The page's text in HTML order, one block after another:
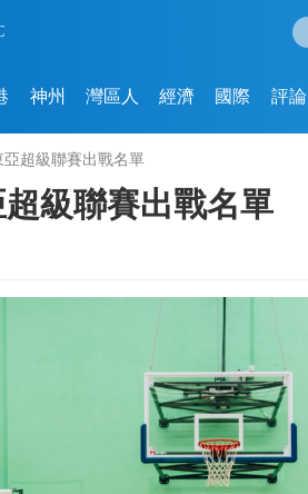
神州 灣區人 經濟 國際 評論
超級聯賽出戰名單
級聯賽出戰名單